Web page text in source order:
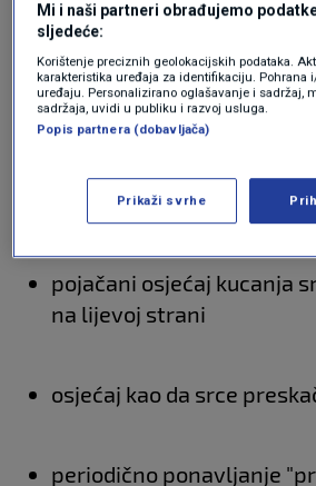
Poremećaj srčanog ritma ili
manje ili više intenzivna pa
može biti intenzivan osjećaj
srca dok neki ne osjećaju
Ovo su još neki mogući
pojačani osjećaj kucanja
na lijevoj strani
osjećaj kao da srce
periodično ponavljanje
Mi i naši partneri obrađujemo
sljedeće:
Korištenje preciznih geolokacijskih podataka.
karakteristika uređaja za identifikaciju. Pohrana
uređaju. Personalizirano oglašavanje i sadržaj,
sadržaja, uvidi u publiku i razvoj usluga.
Popis partnera (dobavljača)
Prikaži svrhe